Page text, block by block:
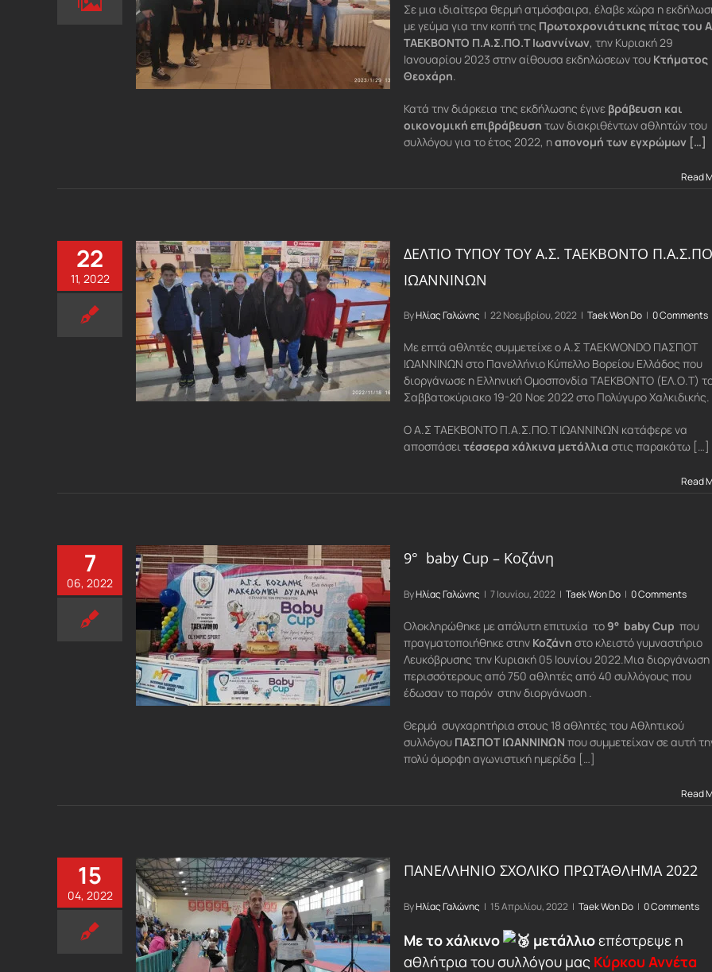
Σε μια ιδιαίτερα θερμή ατμόσφαιρα, έλαβε χώρα η
με γεύμα για την κοπή της Πρωτοχρονιάτικης πίτας του
ΤΑΕΚΒΟΝΤΟ Π.Α.Σ.ΠΟ.Τ Ιωαννίνων, την Κυριακή 29
Ιανουαρίου 2023 στην αίθουσα εκδηλώσεων του Κτήματος
Θεοχάρη
Κατά την διάρκεια της εκδήλωσης έγινε βράβευση και
οικονομική επιβράβευση των διακριθέντων αθλητών του
συλλόγου για το έτος 2022, ηαπονομή των εγχρώμων […]
Read
22
11, 2022
ΔΕΛΤΙΟ ΤΥΠΟΥ ΤΟΥ Α.Σ. ΤΑΕΚΒΟΝΤΟ
ΙΩΑΝΝΙΝΩΝ
ByΗλίας Γαλώνης | 22 Νοεμβρίου, 2022 | Taek Won Do | 0 Comments
Μεεπτά αθλητές συμμετείχε ο Α.Σ TAEKWONDO ΠΑΣΠΟΤ
ΙΩΑΝΝΙΝΩΝ στο Πανελλήνιο Κύπελλο Βορείου Ελλάδος που
διοργάνωσε η ΕλληνικήΟμοσπονδία ΤΑΕΚΒΟΝΤΟ (ΕΛ.Ο.Τ)
Σαββατοκύριακο 19-20 Νοε2022στο Πολύγυρο Χαλκιδικής.
Ο Α.Σ ΤΑΕΚΒΟΝΤΟ Π.Α.Σ.ΠΟ.Τ ΙΩΑΝΝΙΝΩΝ κατάφερε να
αποσπάσειτέσσερα χάλκινα μετάλλια στις παρακάτω […]
Read
7
06, 2022
9° baby Cup – Κοζάνη
ByΗλίας Γαλώνης | 7 Ιουνίου, 2022 | Taek Won Do | 0 Comments
Ολοκληρώθηκε με απόλυτη επιτυχία το9° baby Cup που
πραγματοποιήθηκε στην Κοζάνη στο κλειστό γυμναστήριο
Λευκόβρυσης την Κυριακή 05 Ιουνίου 2022.Μια
περισσότερους από 750 αθλητές από 40 συλλόγους που
έδωσαν το παρόν στην διοργάνωση .
Θερμά συγχαρητήρια στους 18 αθλητές του Αθλητικού
συλλόγου ΠΑΣΠΟΤ ΙΩΑΝΝΙΝΩΝ που συμμετείχαν σε αυτή
πολύ όμορφη αγωνιστική ημερίδα […]
Read
15
04, 2022
ΠΑΝΕΛΛΗΝΙΟ ΣΧΟΛΙΚΟ ΠΡΩΤΆΘΛΗΜΑ 2022
ByΗλίας Γαλώνης | 15 Απριλίου, 2022 | Taek Won Do | 0 Comments
Με το χάλκινο μετάλλιοεπέστρεψε η
αθλήτρια του συλλόγου μας Κύρκου Αννέτα